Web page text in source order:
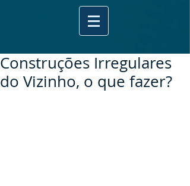
Construções Irregulares
do Vizinho, o que fazer?